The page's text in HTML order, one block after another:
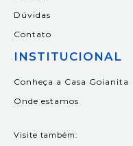
Dúvidas
Contato
INSTITUCIONAL
Conheça a Casa Goianita
Onde estamos
Visite também: